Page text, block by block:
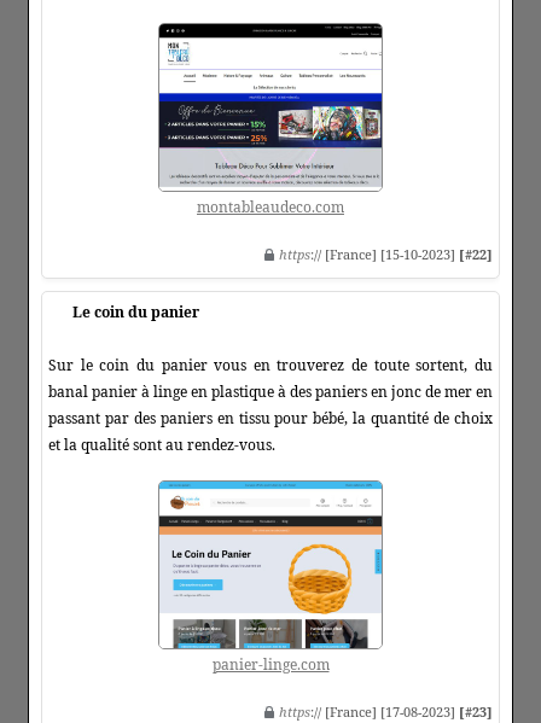
montableaudeco.com
https:// [France] [15-10-2023] [#22]
Le coin du panier
Sur le coin du panier vous en trouverez de toute sortent, du
banal panier à linge en plastique à des paniers en jonc de mer en
passant par des paniers en tissu pour bébé, la quantité de choix
et la qualité sont au rendez-vous.
panier-linge.com
https:// [France] [17-08-2023] [#23]